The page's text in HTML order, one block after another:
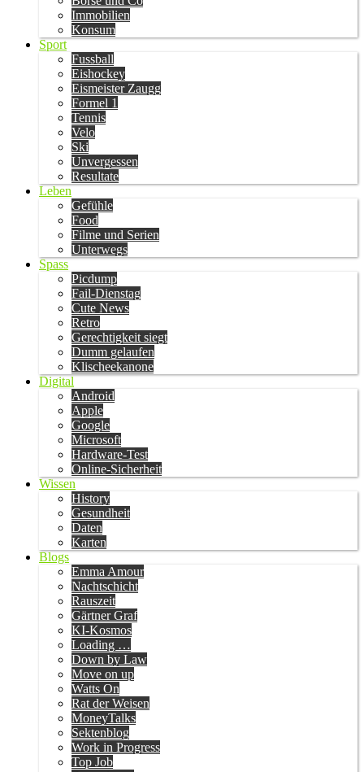
Immobilien
Konsum
Sport
Fussball
Eishockey
Eismeister Zaugg
Formel 1
Tennis
Velo
Ski
Unvergessen
Resultate
Leben
Gefühle
Food
Filme und Serien
Unterwegs
Spass
Picdump
Fail-Dienstag
Cute News
Retro
Gerechtigkeit siegt
Dumm gelaufen
Klischeekanone
Digital
Android
Apple
Google
Microsoft
Hardware-Test
Online-Sicherheit
Wissen
History
Gesundheit
Daten
Karten
Blogs
Emma Amour
Nachtschicht
Rauszeit
Gärtner Graf
KI-Kosmos
Loading …
Down by Law
Move on up
Watts On
Rat der Weisen
MoneyTalks
Sektenblog
Work in Progress
Top Job